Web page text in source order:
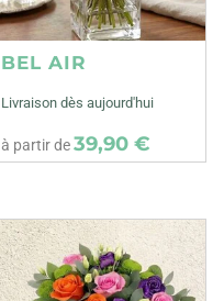
BEL AIR
Livraison dès aujourd'hui
à partir de39,90 €